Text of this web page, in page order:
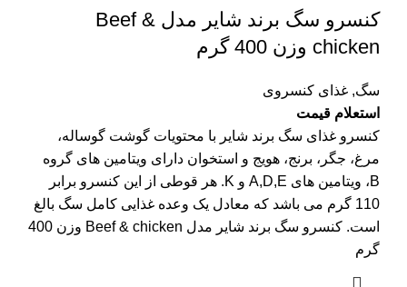
کنسرو سگ برند شایر مدل Beef &
chicken وزن 400 گرم
سگ, غذای کنسروی
استعلام قیمت
کنسرو غذای سگ برند شایر با محتویات گوشت گوساله،
مرغ، جگر، برنج، هویج و استخوان دارای ویتامین های گروه
B، ویتامین های A,D,E و K. هر قوطی از این کنسرو برابر
110 گرم می باشد که معادل یک وعده غذایی کامل سگ بالغ
است. کنسرو سگ برند شایر مدل Beef & chicken وزن 400
گرم